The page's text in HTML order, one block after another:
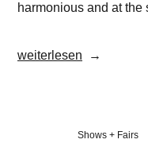
harmonious and at
„Christian
weiterlesen
Veröffentlicht
Shows + Fairs